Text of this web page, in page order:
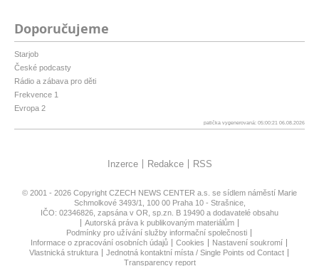
Doporučujeme
Starjob
České podcasty
Rádio a zábava pro děti
Frekvence 1
Evropa 2
patička vygenerovaná: 05:00:21 06.08.2026
Inzerce Redakce RSS
© 2001 - 2026 Copyright CZECH NEWS CENTER a.s. se sídlem náměstí Marie
Schmolkové 3493/1, 100 00 Praha 10 - Strašnice,
IČO: 02346826, zapsána v OR, sp.zn. B 19490 a dodavatelé obsahu
Autorská práva k publikovaným materiálům
Podmínky pro užívání služby informační společnosti
Informace o zpracování osobních údajů
Cookies
Nastavení soukromí
Vlastnická struktura
Jednotná kontaktní místa / Single Points od Contact
Transparency report